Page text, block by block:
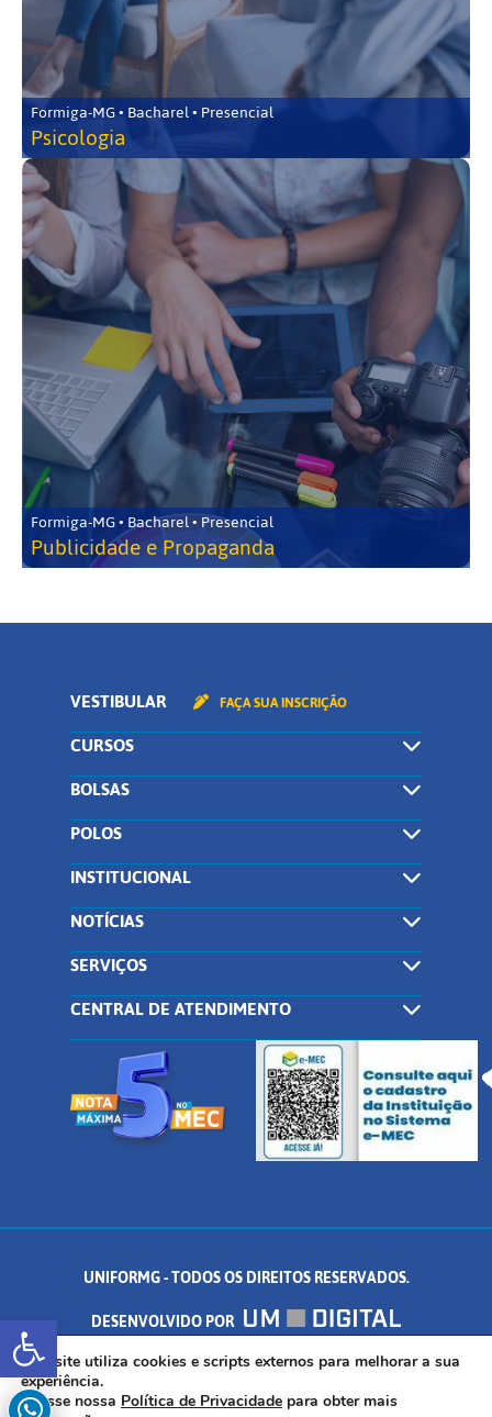
Abrir a barra de ferramentas
Formiga-MG • Bacharel • Presencial
Psicologia
Formiga-MG • Bacharel • Presencial
Publicidade e Propaganda
VESTIBULAR FAÇA SUA INSCRIÇÃO
CURSOS
BOLSAS
POLOS
INSTITUCIONAL
NOTÍCIAS
SERVIÇOS
CENTRAL DE ATENDIMENTO
UNIFORMG - TODOS OS DIREITOS RESERVADOS.
DESENVOLVIDO POR
AV. DR. ARNALDO DE SENNA, 328 - PALMEIRAS, FORMIGA/MG - CEP:
35.574.530
Este site utiliza cookies e scripts externos para melhorar a sua
experiência.
Acesse nossa Política de Privacidade para obter mais